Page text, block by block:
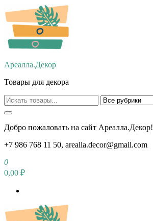
Перейти
к
содержимому
Ареалла.Декор
Товары для декора
Добро пожаловать на сайт Ареалла.Декор!
+7 986 768 11 50, arealla.decor@gmail.com
0
0,00 ₽